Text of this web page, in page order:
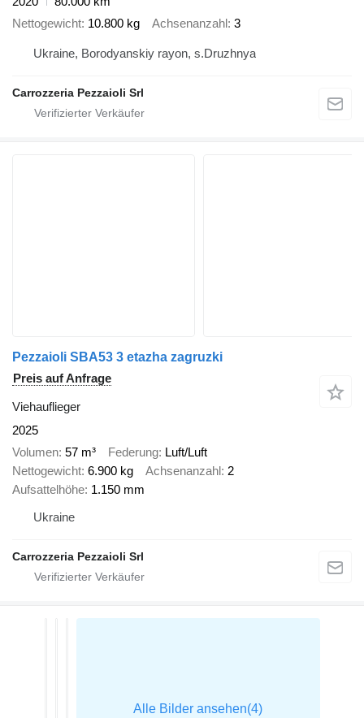
Nettogewicht 10.800 kg Achsenanzahl 3
Ukraine, Borodyanskiy rayon, s.Druzhnya
Carrozzeria Pezzaioli Srl
Pezzaioli SBA53 3 etazha zagruzki
Preis auf Anfrage
Viehauflieger
2025
Volumen 57 m³ Federung Luft/Luft
Nettogewicht 6.900 kg Achsenanzahl 2
Aufsattelhöhe 1.150 mm
Ukraine
Carrozzeria Pezzaioli Srl